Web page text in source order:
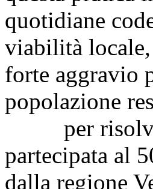
quotidiane
viabilità
forte aggravio
popolazione
per
partecipata al
dalla regione